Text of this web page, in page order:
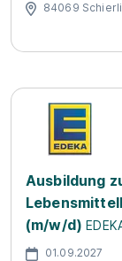
84069
Ausbildung
(m/w/d)
01.09.2027